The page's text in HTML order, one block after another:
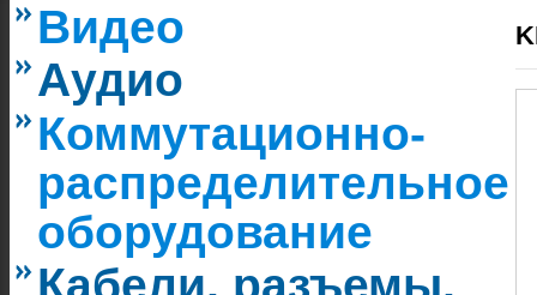
Видео
Аудио
Коммутационно-
распределительное
оборудование